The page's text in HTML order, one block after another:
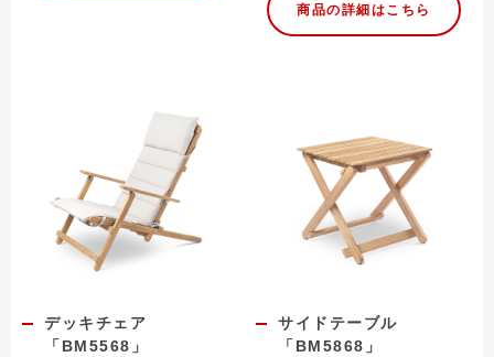
商品の詳細はこちら
デッキチェア
「BM5568」
サイドテーブル
「BM5868」